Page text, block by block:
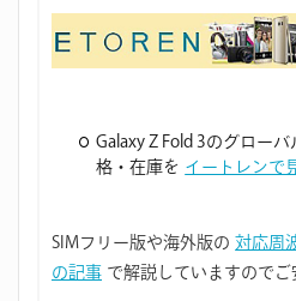
Galaxy Z Fold 3のグロー
格・在庫を イートレンで
SIMフリー版や海外版の 対応周
の記事 で解説していますのでご